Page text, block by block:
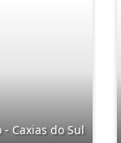
Caxias do Sul